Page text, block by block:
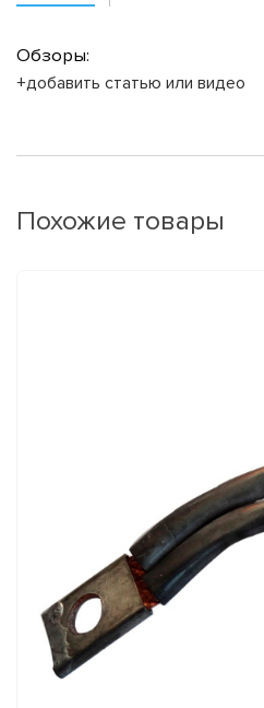
Обзоры:
+добавить статью или видео
Похожие товары